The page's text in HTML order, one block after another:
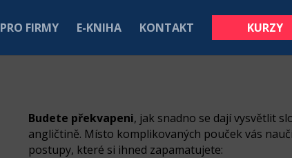
PRO FIRMY E-KNIHA KONTAKT KURZY
Budete překvapeni, jak snadno se dají vysvětlit
angličtině. Místo komplikovaných pouček vás
postupy, které si ihned zapamatujete: